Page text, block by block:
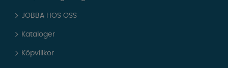
JOBBA HOS OSS
Kataloger
Köpvillkor